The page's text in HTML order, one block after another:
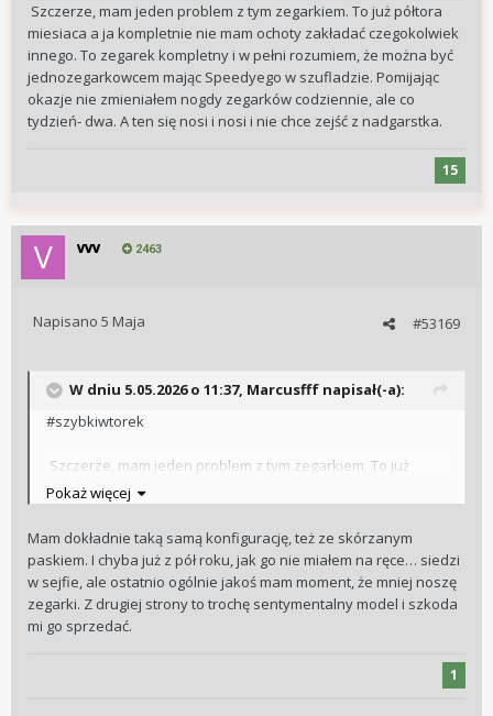
Szczerze, mam jeden problem z tym zegarkiem. To już półtora
miesiaca a ja kompletnie nie mam ochoty zakładać czegokolwiek
innego. To zegarek kompletny i w pełni rozumiem, że można być
jednozegarkowcem mając Speedyego w szufladzie. Pomijając
okazje nie zmieniałem nogdy zegarków codziennie, ale co
tydzień- dwa. A ten się nosi i nosi i nie chce zejść z nadgarstka.
15
vvv 2463
#53169
Napisano 5 Maja
W dniu 5.05.2026 o 11:37, Marcusfff napisał(-a):
#szybkiwtorek
Szczerze, mam jeden problem z tym zegarkiem. To już
półtora miesiaca a ja kompletnie nie mam ochoty zakładać
czegokolwiek innego. To zegarek kompletny i w pełni
rozumiem, że można być jednozegarkowcem mając
Speedyego w szufladzie. Pomijając okazje nie zmieniałem
nogdy zegarków codziennie, ale co tydzień- dwa. A ten się
nosi i nosi i nie chce zejść z nadgarstka.
Pokaż więcej
Mam dokładnie taką samą konfigurację, też ze skórzanym
paskiem. I chyba już z pół roku, jak go nie miałem na ręce… siedzi
w sejfie, ale ostatnio ogólnie jakoś mam moment, że mniej noszę
zegarki. Z drugiej strony to trochę sentymentalny model i szkoda
mi go sprzedać.
1